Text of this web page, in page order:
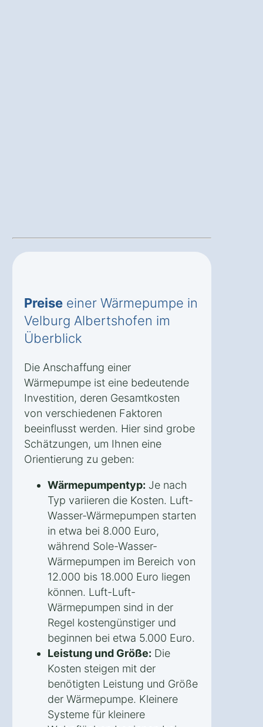
Preise einer Wärmepumpe in
Velburg Albertshofen im
Überblick
Die Anschaffung einer
Wärmepumpe ist eine bedeutende
Investition, deren Gesamtkosten
von verschiedenen Faktoren
beeinflusst werden. Hier sind grobe
Schätzungen, um Ihnen eine
Orientierung zu geben:
Wärmepumpentyp: Je nach
Typ variieren die Kosten. Luft-
Wasser-Wärmepumpen starten
in etwa bei 8.000 Euro,
während Sole-Wasser-
Wärmepumpen im Bereich von
12.000 bis 18.000 Euro liegen
können. Luft-Luft-
Wärmepumpen sind in der
Regel kostengünstiger und
beginnen bei etwa 5.000 Euro.
Leistung und Größe: Die
Kosten steigen mit der
benötigten Leistung und Größe
der Wärmepumpe. Kleinere
Systeme für kleinere